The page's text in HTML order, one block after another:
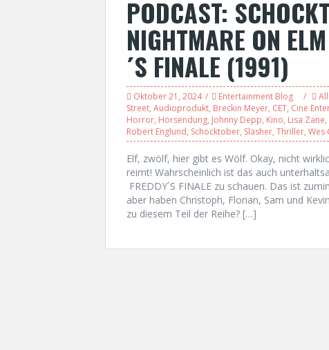
PODCAST:
NIGHTMARE ON
´S FINALE (1991)
Oktober 21, 2024 Entertainment Blog
Street, Audioprodukt, Breckin Meyer, CET, Cine
Horror, Hörsendung, Johnny Depp, Kino, Lisa Zane,
Robert Englund, Schocktober, Slasher, Thriller, Wes
Elf, zwölf, hier gibt es Wölf. Okay, nicht
reimt! Wahrscheinlich ist das auch
FREDDY´S FINALE zu schauen. Das ist
aber haben Christoph, Florian, Sam und
zu diesem Teil der Reihe? […]